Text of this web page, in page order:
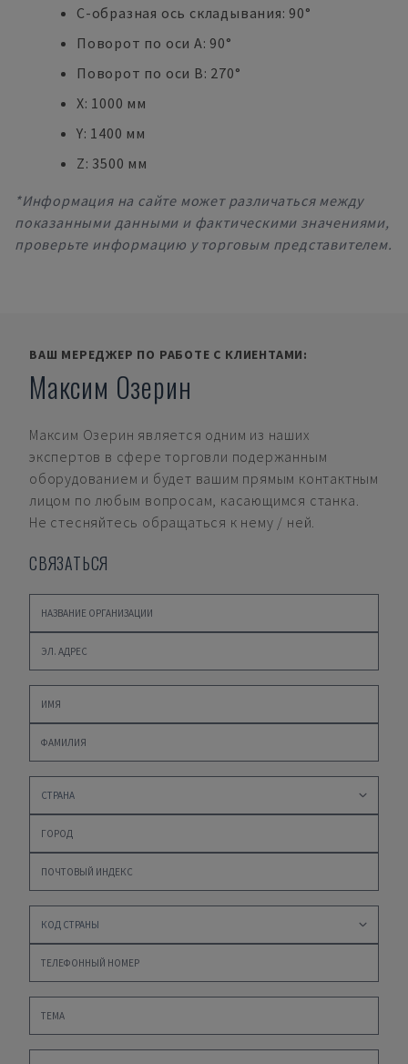
С-образная ось складывания: 90°
Поворот по оси A: 90°
Поворот по оси B: 270°
X: 1000 мм
Y: 1400 мм
Z: 3500 мм
*Информация на сайте может различаться между
показанными данными и фактическими значениями,
проверьте информацию у торговым представителем.
ВАШ МЕРЕДЖЕР ПО РАБОТЕ С КЛИЕНТАМИ:
Максим Озерин
Максим Озерин является одним из наших
экспертов в сфере торговли подержанным
оборудованием и будет вашим прямым контактным
лицом по любым вопросам, касающимся станка.
Не стесняйтесь обращаться к нему / ней.
СВЯЗАТЬСЯ